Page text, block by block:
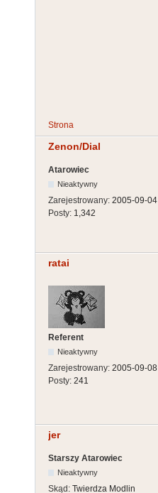
Strona
Zenon/Dial
Atarowiec
Nieaktywny
Zarejestrowany: 2005-09-04
Posty: 1,342
ratai
Referent
Nieaktywny
Zarejestrowany: 2005-09-08
Posty: 241
jer
Starszy Atarowiec
Nieaktywny
Skąd: Twierdza Modlin